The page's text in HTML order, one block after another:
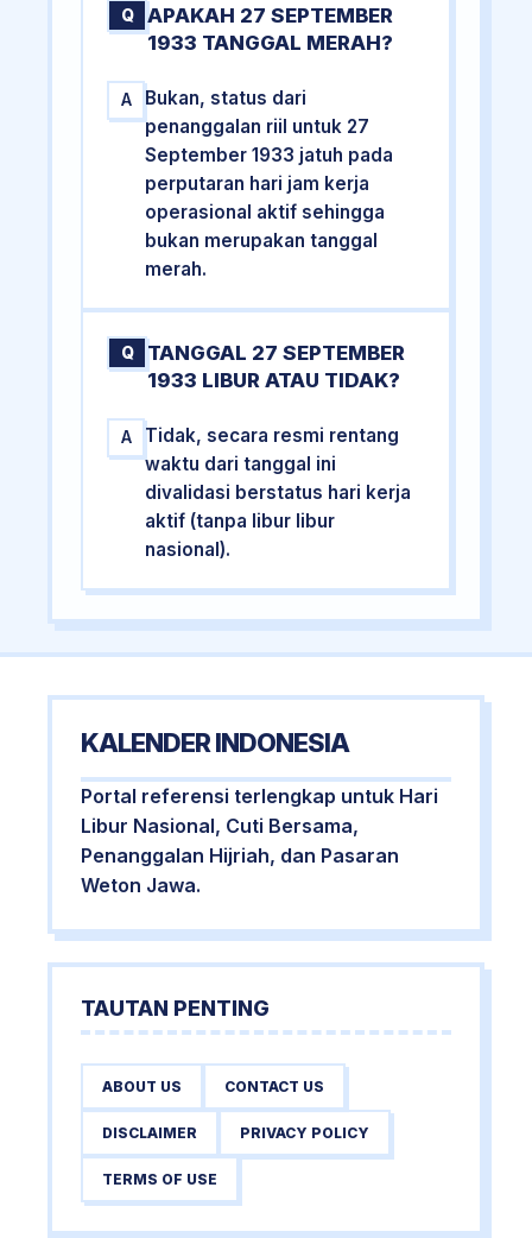
Q
APAKAH 27 SEPTEMBER
1933 TANGGAL MERAH?
A
Bukan, status dari
penanggalan riil untuk 27
September 1933 jatuh pada
perputaran hari jam kerja
operasional aktif sehingga
bukan merupakan tanggal
merah.
Q
TANGGAL 27 SEPTEMBER
1933 LIBUR ATAU TIDAK?
A
Tidak, secara resmi rentang
waktu dari tanggal ini
divalidasi berstatus hari kerja
aktif (tanpa libur libur
nasional).
KALENDER INDONESIA
Portal referensi terlengkap untuk Hari
Libur Nasional, Cuti Bersama,
Penanggalan Hijriah, dan Pasaran
Weton Jawa.
TAUTAN PENTING
ABOUT US CONTACT US
DISCLAIMER PRIVACY POLICY
TERMS OF USE